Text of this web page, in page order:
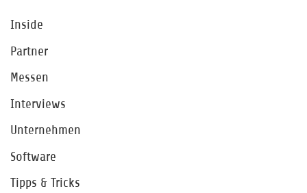
Inside
Partner
Messen
Interviews
Unternehmen
Software
Tipps & Tricks